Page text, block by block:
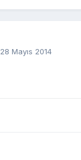
28 Mayıs 2014